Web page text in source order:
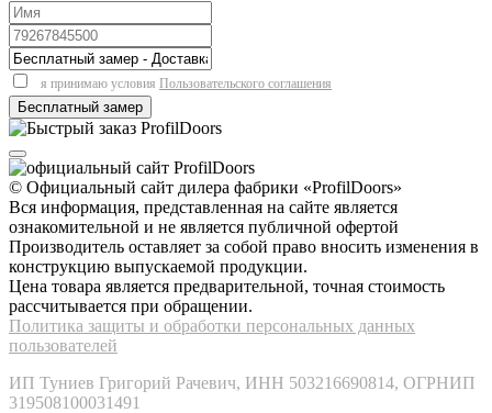
я принимаю условия Пользовательского соглашения
© Официальный сайт дилера фабрики «ProfilDoors»
Вся информация, представленная на сайте является
ознакомительной и не является публичной офертой
Производитель оставляет за собой право вносить изменения в
конструкцию выпускаемой продукции.
Цена товара является предварительной, точная стоимость
рассчитывается при обращении.
Политика защиты и обработки персональных данных
пользователей
ИП Туниев Григорий Рачевич, ИНН 503216690814, ОГРНИП
319508100031491